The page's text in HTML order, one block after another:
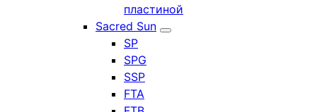
пластиной
Sacred Sun
SP
SPG
SSP
FTA